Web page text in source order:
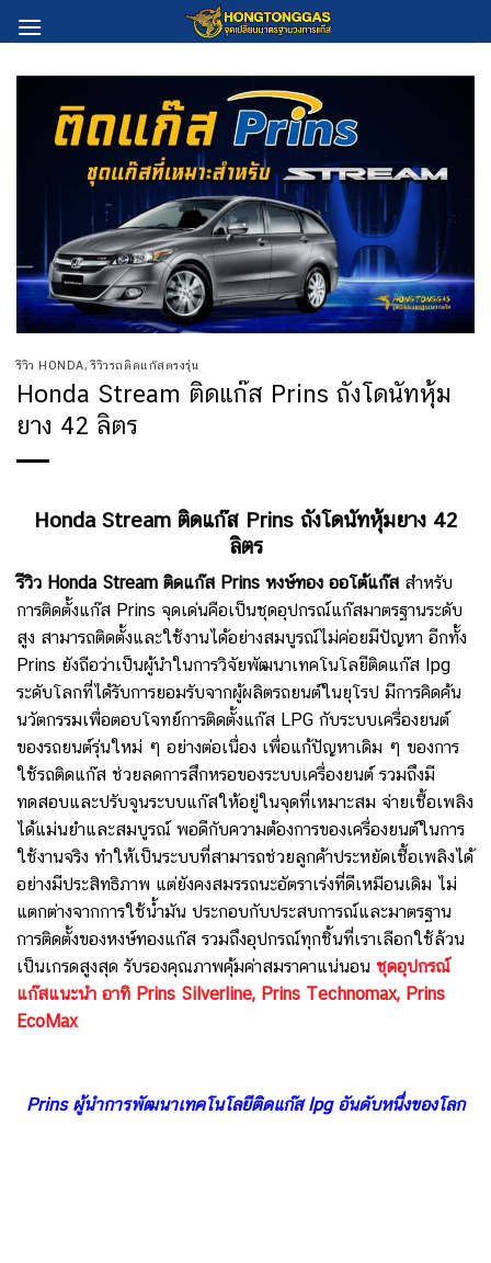
to
รีวิว HONDA,รีวิวรถติดแก๊สตรงรุ่น
Honda Stream ติดแก๊ส Prins ถังโดนัทหุ้ม
ยาง 42 ลิตร
Honda Stream ติดแก๊ส Prins ถังโดนัทหุ้มยาง 42
ลิตร
รีวิว Honda Stream ติดแก๊ส Prins หงษ์ทอง ออโต้แก๊ส สำหรับ
การติดตั้งแก๊ส Prins จุดเด่นคือเป็นชุดอุปกรณ์แก๊สมาตรฐานระดับ
สูง สามารถติดตั้งและใช้งานได้อย่างสมบูรณ์ไม่ค่อยมีปัญหา อีกทั้ง
Prins ยังถือว่าเป็นผู้นำในการวิจัยพัฒนาเทคโนโลยีติดแก๊ส lpg
ระดับโลกที่ได้รับการยอมรับจากผู้ผลิตรถยนต์ในยุโรป มีการคิดค้น
นวัตกรรมเพื่อตอบโจทย์การติดตั้งแก๊ส LPG กับระบบเครื่องยนต์
ของรถยนต์รุ่นใหม่ ๆ อย่างต่อเนื่อง เพื่อแก้ปัญหาเดิม ๆ ของการ
ใช้รถติดแก๊ส ช่วยลดการสึกหรอของระบบเครื่องยนต์ รวมถึงมี
ทดสอบและปรับจูนระบบแก๊สให้อยู่ในจุดที่เหมาะสม จ่ายเชื้อเพลิง
ได้แม่นยำและสมบูรณ์ พอดีกับความต้องการของเครื่องยนต์ในการ
ใช้งานจริง ทำให้เป็นระบบที่สามารถช่วยลูกค้าประหยัดเชื้อเพลิงได้
อย่างมีประสิทธิภาพ แต่ยังคงสมรรถนะอัตราเร่งที่ดีเหมือนเดิม ไม่
แตกต่างจากการใช้น้ำมัน ประกอบกับประสบการณ์และมาตรฐาน
การติดตั้งของหงษ์ทองแก๊ส รวมถึงอุปกรณ์ทุกชิ้นที่เราเลือกใช้ล้วน
เป็นเกรดสูงสุด รับรองคุณภาพคุ้มค่าสมราคาแน่นอน ชุดอุปกรณ์
แก๊สแนะนำ อาทิ Prins Silverline, Prins Technomax, Prins
EcoMax
Prins ผู้นำการพัฒนาเทคโนโลยีติดแก๊ส lpg อันดับหนึ่งของโลก